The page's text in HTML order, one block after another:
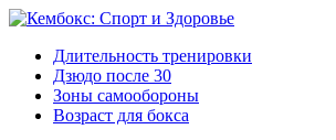
Длительность тренировки
Дзюдо после 30
Зоны самообороны
Возраст для бокса